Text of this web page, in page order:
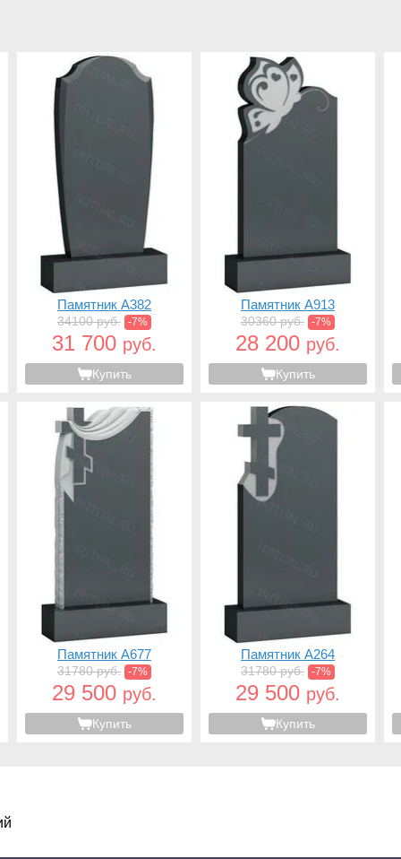
Памятник A382
34100 руб. -7%
31 700 руб.
Купить
Памятник A913
30360 руб. -7%
28 200 руб.
Купить
Памятник A677
31780 руб. -7%
29 500 руб.
Купить
Памятник A264
31780 руб. -7%
29 500 руб.
Купить